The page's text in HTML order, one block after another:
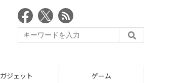
ガジェット ゲーム